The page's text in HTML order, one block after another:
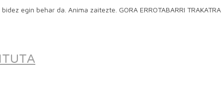
egin behar da. Anima zaitezte. GORA ERROTABARRI